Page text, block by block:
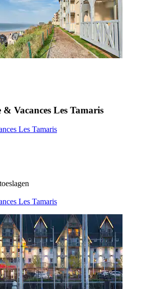
& Vacances Les Tamaris
Les Tamaris
Les Tamaris